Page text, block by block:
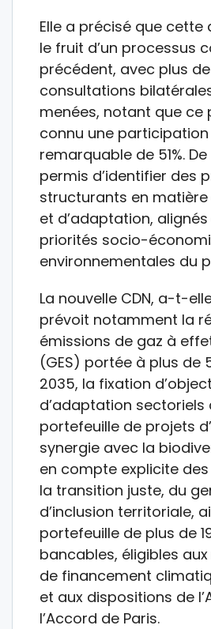
Elle a précisé que cette
le fruit d’un processus
précédent, avec plus
consultations
menées, notant que ce
connu une
remarquable de 51%.
permis d’identifier des
structurants en matière
et d’adaptation,
priorités socio-
environnementales du
La nouvelle CDN, a-t-
prévoit notamment la
émissions de gaz à
(GES) portée à plus de
2035, la fixation
d’adaptation sectoriels
portefeuille de projets
synergie avec la
en compte explicite
la transition juste, du
d’inclusion territoriale,
portefeuille de plus de
bancables, éligibles
de financement
et aux dispositions de
l’Accord de Paris.